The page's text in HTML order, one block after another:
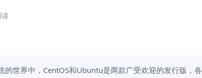
世界中，CentOS和Ubuntu是两款广受欢迎的发行版，